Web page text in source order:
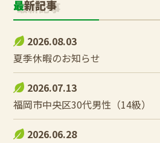
最新記事
2026.08.03
夏季休暇のお知らせ
2026.07.13
福岡市中央区30代男性（14級）
2026.06.28